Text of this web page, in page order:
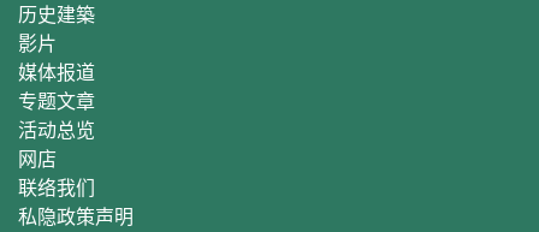
历史建築
影片
媒体报道
专题文章
活动总览
网店
联络我们
私隐政策声明